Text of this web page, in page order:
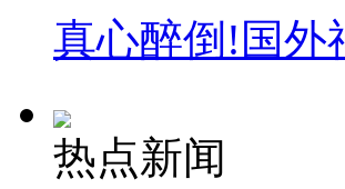
真心醉倒!国外
热点新闻